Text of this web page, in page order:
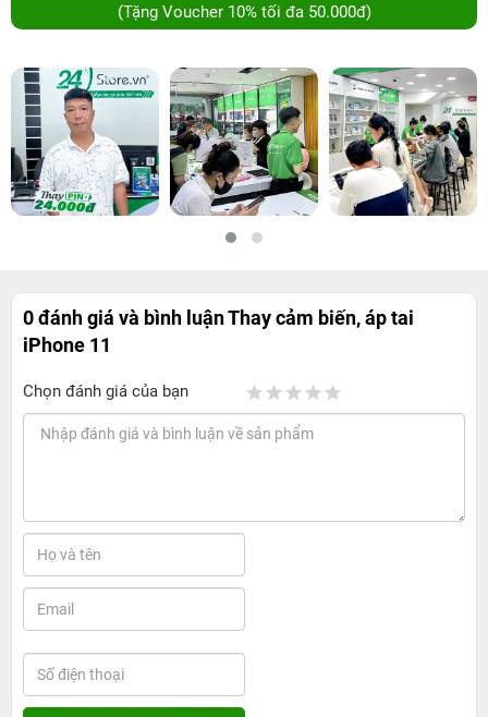
(Tặng Voucher 10% tối đa 50.000đ)
0 đánh giá và bình luậnThay cảm biến, áp tai
iPhone 11
Chọn đánh giá của bạn